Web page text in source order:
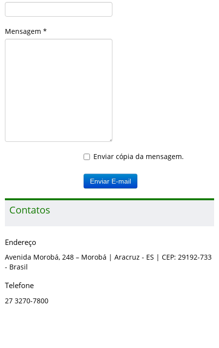
Mensagem *
Enviar cópia da mensagem.
Enviar E-mail
Contatos
Endereço
Avenida Morobá, 248 – Morobá | Aracruz - ES | CEP: 29192-733
- Brasil
Telefone
27 3270-7800